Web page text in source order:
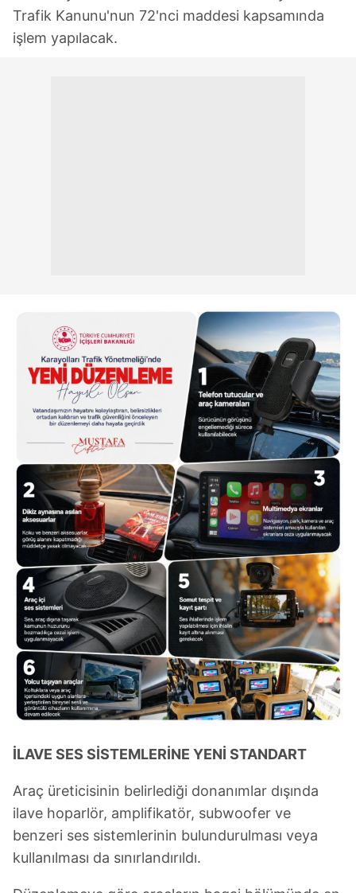
Trafik Kanunu'nun 72'nci maddesi kapsamında
işlem yapılacak.
İLAVE SES SİSTEMLERİNE YENİ STANDART
Araç üreticisinin belirlediği donanımlar dışında
ilave hoparlör, amplifikatör, subwoofer ve
benzeri ses sistemlerinin bulundurulması veya
kullanılması da sınırlandırıldı.